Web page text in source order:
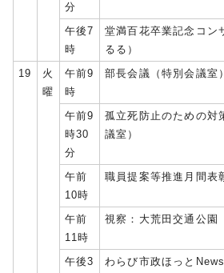
分
午後7
時
堂満百花卒業記念コン
るる）
19
火
曜
午前9
時
部長会議（特別会議室）
午前9
時30
分
孤立死防止のための対
議室）
午前
10時
職員提案等推進月間表
午前
11時
視察：大荒田交通公園
午後3
わらび市政ほっと